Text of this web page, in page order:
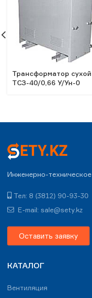
Трансформатор сухой
ТСЗ-40/0,66 У/Ун-0
Инженерно-
Тел: 8 (3812) 90-93-30
E-mail: sale@sety.kz
Оставить заявку
КАТАЛОГ
Вентиляция